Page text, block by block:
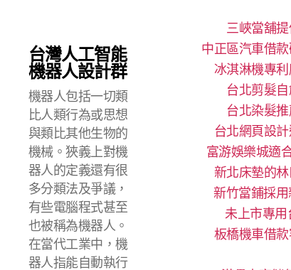
台灣人工智能
機器人設計群
機器人包括一切類
比人類行為或思想
與類比其他生物的
機械。狹義上對機
器人的定義還有很
多分類法及爭議，
有些電腦程式甚至
也被稱為機器人。
在當代工業中，機
器人指能自動執行
三峽當舖
中正區汽車借
冰淇淋機專
台北剪髮
台北染髮
台北網頁設
富游娛樂城適
新北床墊的
新竹當鋪採
未上市專
板橋機車借